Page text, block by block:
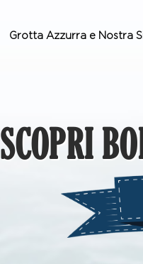
Grotta Azzurra e Nostra
SCOPRI